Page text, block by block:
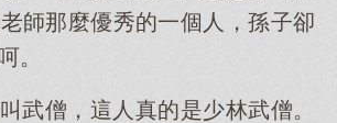
師那麼優秀的一個人，孫子卻
。
叫武僧，這人真的是少林武僧。